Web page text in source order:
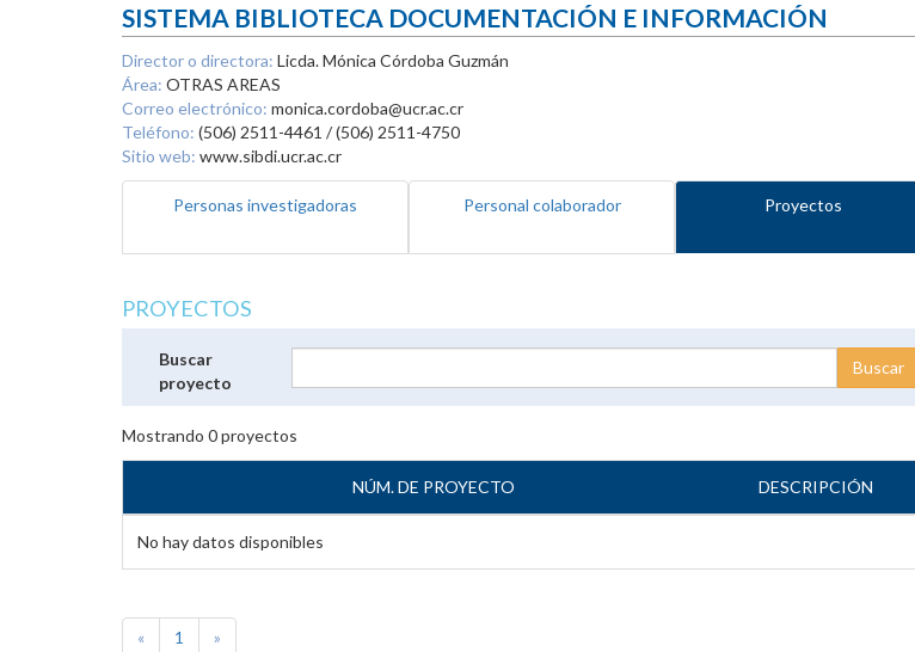
SISTEMA BIBLIOTECA DOCUMENTACIÓN E INFORMACIÓN
Director o directora: Licda. Mónica Córdoba Guzmán
Área: OTRAS AREAS
Correo electrónico: monica.cordoba@ucr.ac.cr
Teléfono: (506) 2511-4461 / (506) 2511-4750
Sitio web: www.sibdi.ucr.ac.cr
Personas investigadoras Personal colaborador Proyectos
PROYECTOS
Buscar
proyecto
Mostrando 0proyectos
NÚM. DE PROYECTO DESCRIPCIÓN
No hay datos disponibles
« 1 »